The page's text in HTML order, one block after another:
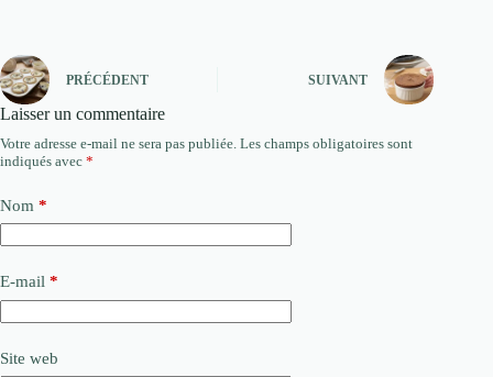
PRÉCÉDENT SUIVANT
Laisser un commentaire
Votre adresse e-mail ne sera pas publiée. Les champs obligatoires sont
indiqués avec *
Nom *
E-mail *
Site web